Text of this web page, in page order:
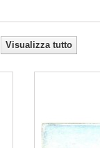
Visualizza tutto